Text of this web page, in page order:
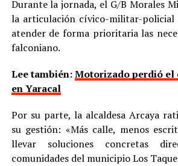
Durante la jornada, el G/B Morales
la articulación cívico-militar-policial
atender de forma prioritaria las
falconiano.
Lee también:Motorizado perdió el
en Yaracal
Por su parte, la alcaldesa Arcaya
su gestión: «Más calle, menos
llevar soluciones concretas
comunidades del municipio Los